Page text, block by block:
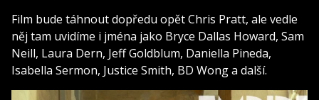
Film bude táhnout dopředu opět Chris Pratt, ale vedle
něj tam uvidíme i jména jako Bryce Dallas Howard, Sam
Neill, Laura Dern, Jeff Goldblum, Daniella Pineda,
Isabella Sermon, Justice Smith, BD Wong a další.